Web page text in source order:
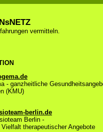
vermitteln.
- ganzheitliche
(KMU)
berlin.de
Berlin -
therapeutischer Angebote